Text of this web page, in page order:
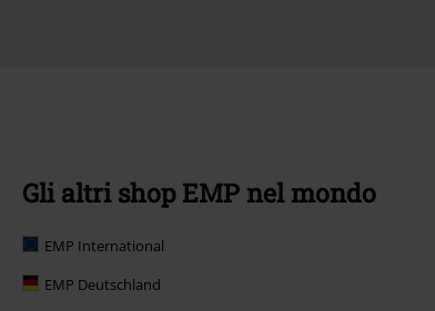
Gli altri shop EMP nel mondo
EMP International
EMP Deutschland